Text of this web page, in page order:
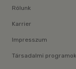
Rólunk
Karrier
Impresszum
Társadalmi programok